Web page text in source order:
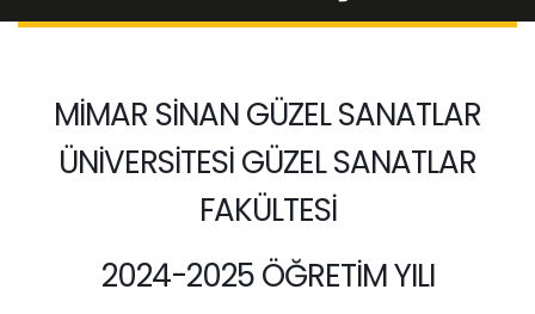
MİMAR SİNAN GÜZEL SANATLAR
ÜNİVERSİTESİ GÜZEL SANATLAR
FAKÜLTESİ
2024-2025 ÖĞRETİM YILI